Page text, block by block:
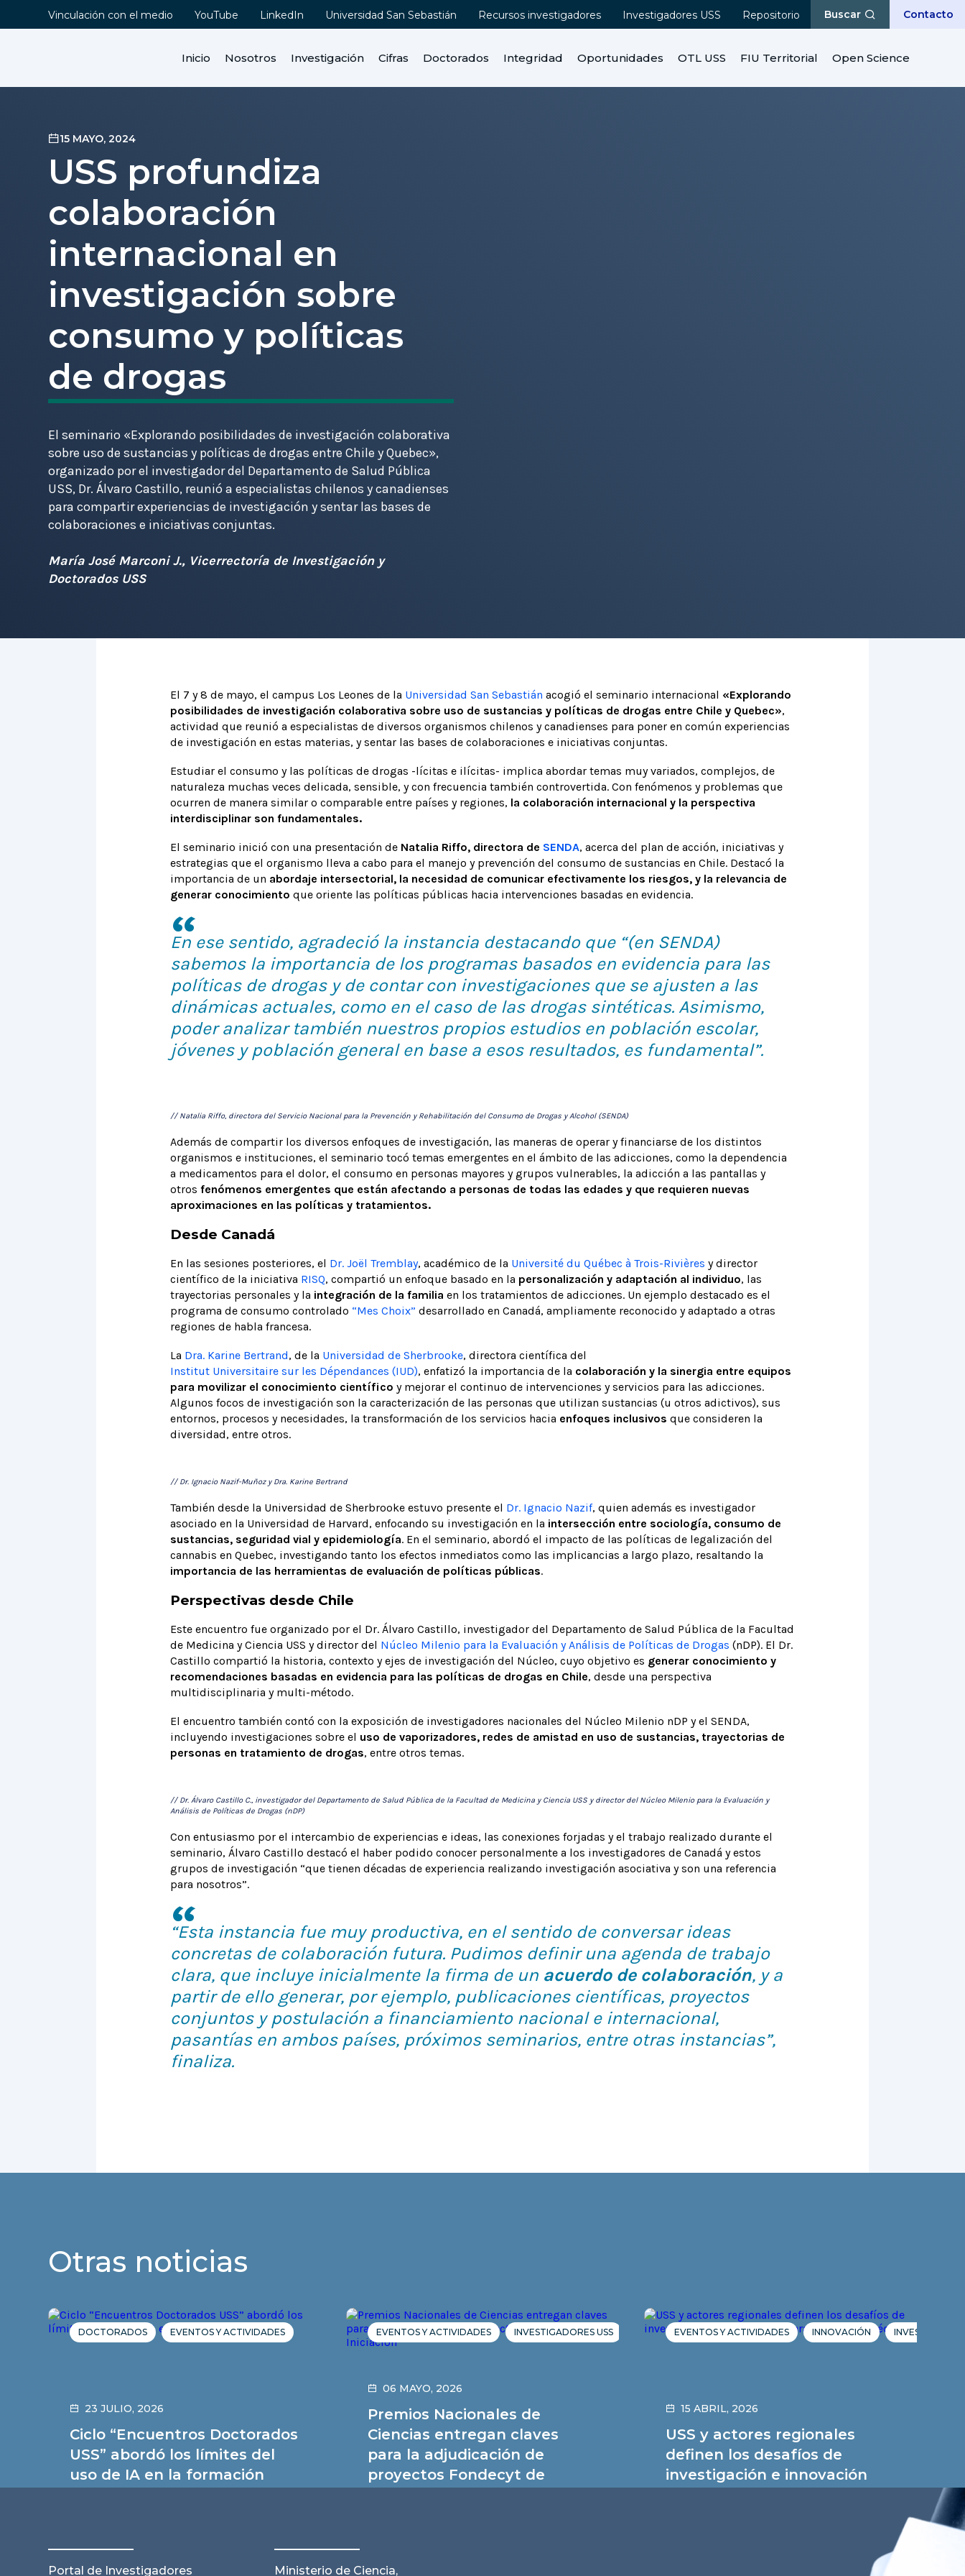
Vinculación con el medio YouTube LinkedIn Universidad San Sebastián Recursos investigadores Investigadores USS Repositorio Buscar Contacto
Inicio Nosotros Investigación Cifras Doctorados Integridad Oportunidades OTL USS FIU Territorial Open Science
15 MAYO, 2024
USS profundiza
colaboración
internacional en
investigación sobre
consumo y políticas
de drogas
El seminario «Explorando posibilidades de investigación colaborativa
sobre uso de sustancias y políticas de drogas entre Chile y Quebec»,
organizado por el investigador del Departamento de Salud Pública
USS, Dr. Álvaro Castillo, reunió a especialistas chilenos y canadienses
para compartir experiencias de investigación y sentar las bases de
colaboraciones e iniciativas conjuntas.
María José Marconi J., Vicerrectoría de Investigación y
Doctorados USS
El 7 y 8 de mayo, el campus Los Leones de la Universidad San Sebastián acogió el seminario internacional «Explorando
posibilidades de investigación colaborativa sobre uso de sustancias y políticas de drogas entre Chile y Quebec»,
actividad que reunió a especialistas de diversos organismos chilenos y canadienses para poner en común experiencias
de investigación en estas materias, y sentar las bases de colaboraciones e iniciativas conjuntas.
Estudiar el consumo y las políticas de drogas -lícitas e ilícitas- implica abordar temas muy variados, complejos, de
naturaleza muchas veces delicada, sensible, y con frecuencia también controvertida. Con fenómenos y problemas que
ocurren de manera similar o comparable entre países y regiones, la colaboración internacional y la perspectiva
interdisciplinar son fundamentales.
El seminario inició con una presentación de Natalia Riffo, directora de SENDA, acerca del plan de acción, iniciativas y
estrategias que el organismo lleva a cabo para el manejo y prevención del consumo de sustancias en Chile. Destacó la
importancia de un abordaje intersectorial, la necesidad de comunicar efectivamente los riesgos, y la relevancia de
generar conocimiento que oriente las políticas públicas hacia intervenciones basadas en evidencia​​.
En ese sentido, agradeció la instancia destacando que “(en SENDA)
sabemos la importancia de los programas basados en evidencia para las
políticas de drogas y de contar con investigaciones que se ajusten a las
dinámicas actuales, como en el caso de las drogas sintéticas. Asimismo,
poder analizar también nuestros propios estudios en población escolar,
jóvenes y población general en base a esos resultados, es fundamental”.
// Natalia Riffo, directora del Servicio Nacional para la Prevención y Rehabilitación del Consumo de Drogas y Alcohol (SENDA)
Además de compartir los diversos enfoques de investigación, las maneras de operar y financiarse de los distintos
organismos e instituciones, el seminario tocó temas emergentes en el ámbito de las adicciones, como la dependencia
a medicamentos para el dolor, el consumo en personas mayores y grupos vulnerables, la adicción a las pantallas y
otros fenómenos emergentes que están afectando a personas de todas las edades y que requieren nuevas
aproximaciones en las políticas y tratamientos.
Desde Canadá
En las sesiones posteriores, el Dr. Joël Tremblay, académico de la Université du Québec à Trois-Rivières y director
científico de la iniciativa RISQ, compartió un enfoque basado en la personalización y adaptación al individuo, las
trayectorias personales y la integración de la familia en los tratamientos de adicciones. Un ejemplo destacado es el
programa de consumo controlado “Mes Choix” desarrollado en Canadá, ampliamente reconocido y adaptado a otras
regiones de habla francesa.
La Dra. Karine Bertrand, de la Universidad de Sherbrooke, directora científica del
Institut Universitaire sur les Dépendances (IUD), enfatizó la importancia de la colaboración y la sinergia entre equipos
para movilizar el conocimiento científico y mejorar el continuo de intervenciones y servicios para las adicciones.
Algunos focos de investigación son la caracterización de las personas que utilizan sustancias (u otros adictivos), sus
entornos, procesos y necesidades, la transformación de los servicios hacia enfoques inclusivos que consideren la
diversidad, entre otros.
// Dr. Ignacio Nazif-Muñoz y Dra. Karine Bertrand
También desde la Universidad de Sherbrooke estuvo presente el Dr. Ignacio Nazif, quien además es investigador
asociado en la Universidad de Harvard, enfocando su investigación en la intersección entre sociología, consumo de
sustancias, seguridad vial y epidemiología. En el seminario, abordó el impacto de las políticas de legalización del
cannabis en Quebec, investigando tanto los efectos inmediatos como las implicancias a largo plazo, resaltando la
importancia de las herramientas de evaluación de políticas públicas.
Perspectivas desde Chile
Este encuentro fue organizado por el Dr. Álvaro Castillo, investigador del Departamento de Salud Pública de la Facultad
de Medicina y Ciencia USS y director del Núcleo Milenio para la Evaluación y Análisis de Políticas de Drogas (nDP). El Dr.
Castillo compartió la historia, contexto y ejes de investigación del Núcleo, cuyo objetivo es generar conocimiento y
recomendaciones basadas en evidencia para las políticas de drogas en Chile, desde una perspectiva
multidisciplinaria y multi-método.
El encuentro también contó con la exposición de investigadores nacionales del Núcleo Milenio nDP y el SENDA,
incluyendo investigaciones sobre el uso de vaporizadores, redes de amistad en uso de sustancias, trayectorias de
personas en tratamiento de drogas, entre otros temas.
// Dr. Álvaro Castillo C., investigador del Departamento de Salud Pública de la Facultad de Medicina y Ciencia USS y director del Núcleo Milenio para la Evaluación y
Análisis de Políticas de Drogas (nDP)
Con entusiasmo por el intercambio de experiencias e ideas, las conexiones forjadas y el trabajo realizado durante el
seminario, Álvaro Castillo destacó el haber podido conocer personalmente a los investigadores de Canadá y estos
grupos de investigación “que tienen décadas de experiencia realizando investigación asociativa y son una referencia
para nosotros”.
“Esta instancia fue muy productiva, en el sentido de conversar ideas
concretas de colaboración futura. Pudimos definir una agenda de trabajo
clara, que incluye inicialmente la firma de un acuerdo de colaboración, y a
partir de ello generar, por ejemplo, publicaciones científicas, proyectos
conjuntos y postulación a financiamiento nacional e internacional,
pasantías en ambos países, próximos seminarios, entre otras instancias”,
finaliza.
Otras noticias
DOCTORADOS EVENTOS Y ACTIVIDADES
23 JULIO, 2026
Ciclo “Encuentros Doctorados
USS” abordó los límites del
uso de IA en la formación
EVENTOS Y ACTIVIDADES INVESTIGADORES USS
06 MAYO, 2026
Premios Nacionales de
Ciencias entregan claves
para la adjudicación de
proyectos Fondecyt de
EVENTOS Y ACTIVIDADES INNOVACIÓN INVESTIGACIÓN
15 ABRIL, 2026
USS y actores regionales
definen los desafíos de
investigación e innovación
Portal de Investigadores Ministerio de Ciencia,